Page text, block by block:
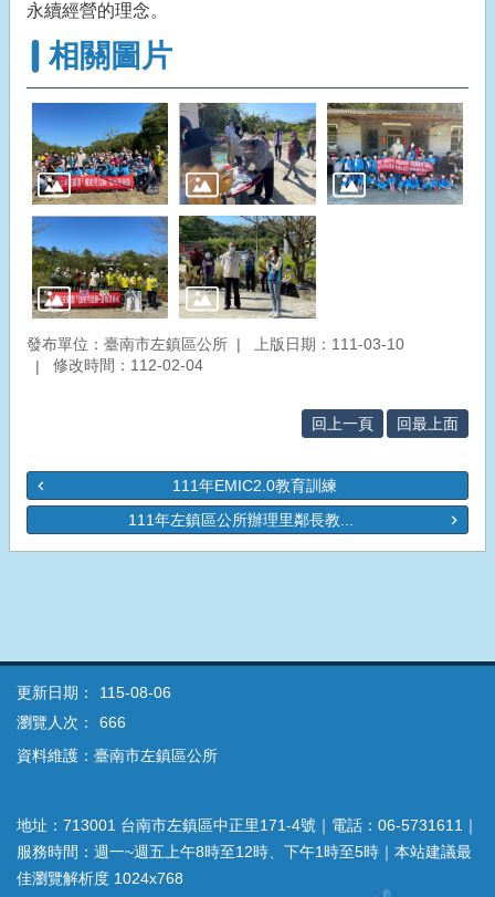
永續經營的理念。
相關圖片
發布單位：臺南市左鎮區公所
上版日期：111-03-10
修改時間：112-02-04
回上一頁 回最上面
111年EMIC2.0教育訓練
111年左鎮區公所辦理里鄰長教...
更新日期：
115-08-06
瀏覽人次：
666
資料維護：臺南市左鎮區公所
地址：713001 台南市左鎮區中正里171-4號｜電話：06-5731611｜
服務時間：週一~週五上午8時至12時、下午1時至5時｜本站建議最
佳瀏覽解析度 1024x768